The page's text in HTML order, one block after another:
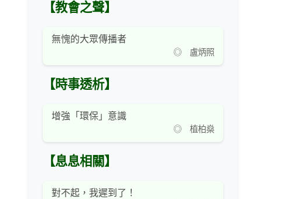
【教會之聲】
無愧的大眾傳播者
◎ 盧炳照
【時事透析】
增強「環保」意識
◎ 植柏燊
【息息相關】
對不起，我遲到了！